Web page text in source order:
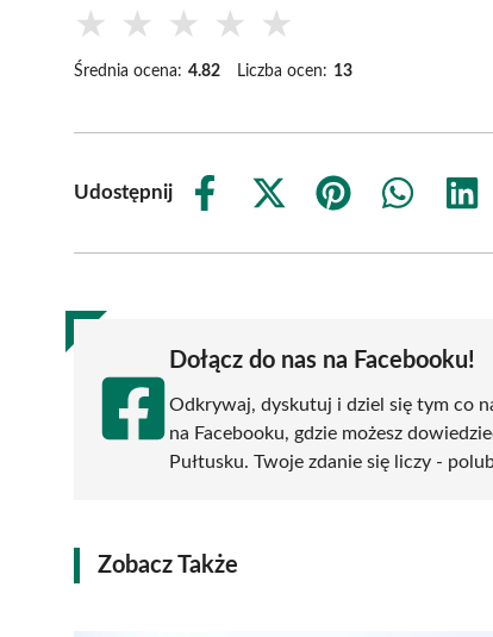
★ ★ ★ ★ ★
Średnia ocena: 4.82 Liczba ocen: 13
Udostępnij
Share
Share
(Twitter)
Share
Share
Dołącz do nas na Facebooku!
Odkrywaj, dyskutuj i dziel się tym co
na Facebooku, gdzie możesz
Pułtusku. Twoje zdanie się liczy -
Zobacz Także